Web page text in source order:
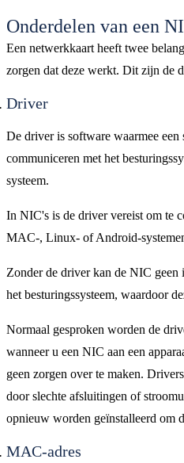
Onderdelen van een
Een netwerkkaart heeft twee
zorgen dat deze werkt. Dit zijn de
Driver
De driver is software waarmee een
communiceren met het
systeem.
In NIC's is de driver vereist om te
MAC-, Linux- of Android-
Zonder de driver kan de NIC geen
het besturingssysteem, waardoor
Normaal gesproken worden de
wanneer u een NIC aan een
geen zorgen over te maken.
door slechte afsluitingen of
opnieuw worden geïnstalleerd om
MAC-adres